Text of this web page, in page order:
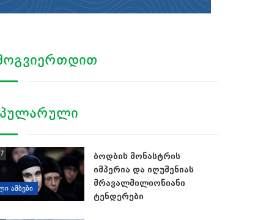
ᲐᲛᲑᲔᲑᲘ
ბოდბის მონასტრის
იმპერია და იღუმენიას
მრავალმილიონიანი
ტენდერები